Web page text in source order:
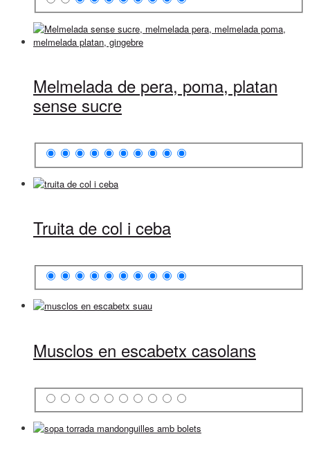
Melmelada de pera, poma, platan
sense sucre
Truita de col i ceba
Musclos en escabetx casolans